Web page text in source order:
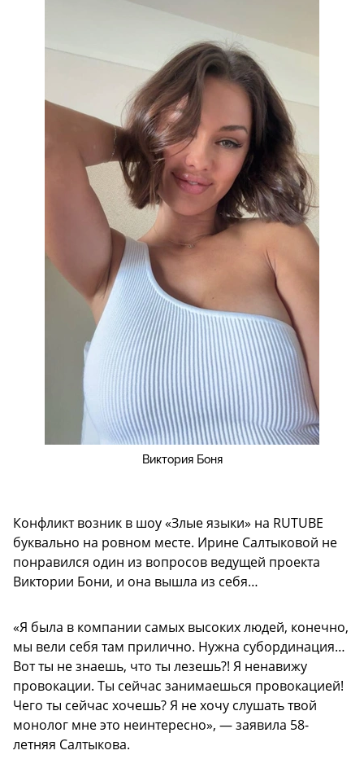
Виктория Боня
Конфликт возник в шоу «Злые языки» на RUTUBE
буквально на ровном месте. Ирине Салтыковой не
понравился один из вопросов ведущей проекта
Виктории Бони, и она вышла из себя…
«Я была в компании самых высоких людей, конечно,
мы вели себя там прилично. Нужна субординация…
Вот ты не знаешь, что ты лезешь?! Я ненавижу
провокации. Ты сейчас занимаешься провокацией!
Чего ты сейчас хочешь? Я не хочу слушать твой
монолог мне это неинтересно», — заявила 58-
летняя Салтыкова.